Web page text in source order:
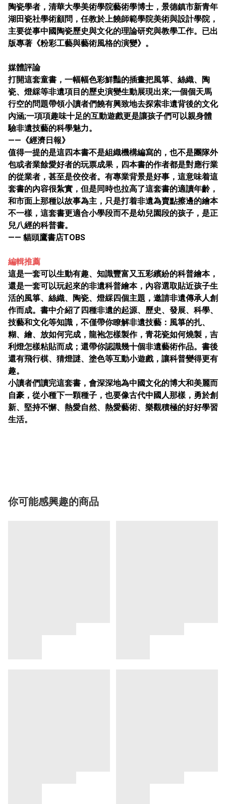
陶瓷學者，清華大學美術學院藝術學博士，景德鎮市新青年
湖田瓷社學術顧問，任教於上饒師範學院美術與設計學院，
主要從事中國陶瓷歷史與文化的理論研究與教學工作。已出
版專著《粉彩工藝與藝術風格的演變》。
媒體評論
打開這套童書，一幅幅色彩鮮豔的插畫把風箏、絲織、陶
瓷、燈綵等非遺項目的歷史演變生動展現出來;一個個天馬
行空的問題帶領小讀者們饒有興致地去探索非遺背後的文化
內涵;一項項趣味十足的互動遊戲更是讓孩子們可以親身體
驗非遺技藝的科學魅力。
——《經濟日報》
值得一提的是這四本書不是組織機構編寫的，也不是團隊外
包或者業餘愛好者的玩票成果，四本書的作者都是對應行業
的從業者，甚至是佼佼者。有專業背景是好事，這意味着這
套書的內容很紮實，但是同時也拉高了這套書的適讀年齡，
和市面上那種以故事為主，只是打着非遺為賣點擦邊的繪本
不一樣，這套書更適合小學段而不是幼兒園段的孩子，是正
兒八經的科普書。
—— 貓頭鷹書店TOBS
編輯推薦
這是一套可以生動有趣、知識豐富又五彩繽紛的科普繪本，
還是一套可以玩起來的非遺科普繪本，內容選取貼近孩子生
活的風箏、絲織、陶瓷、燈綵四個主題，邀請非遺傳承人創
作而成。書中介紹了四種非遺的起源、歷史、發展、科學、
技藝和文化等知識，不僅帶你瞭解非遺技藝：風箏的扎、
糊、繪、放如何完成，龍袍怎樣製作，青花瓷如何燒製，吉
利燈怎樣粘貼而成；還帶你認識幾十個非遺藝術作品。書後
還有飛行棋、猜燈謎、塗色等互動小遊戲，讓科普變得更有
趣。
小讀者們讀完這套書，會深深地為中國文化的博大和美麗而
自豪，從小種下一顆種子，也要像古代中國人那樣，勇於創
新、堅持不懈、熱愛自然、熱愛藝術、樂觀積極的好好學習
生活。
你可能感興趣的商品